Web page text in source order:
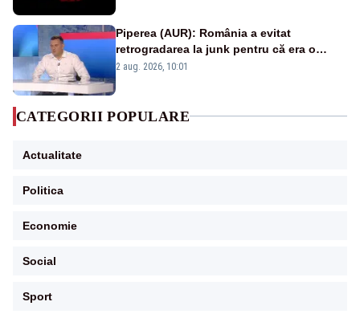
Piperea (AUR): România a evitat
retrogradarea la junk pentru că era o
catastrofă pentru bănci și fondurile de
2 aug. 2026, 10:01
CATEGORII POPULARE
Actualitate
Politica
Economie
Social
Sport